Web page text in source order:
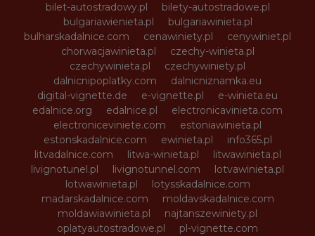
bilet-autostradowy.pl
bilety-autostradowe.pl
bulgariawienieta.pl
bulgariawinieta.pl
bulharskadalnice.com
cenawiniety.pl
cenywiniet.pl
chorwacjawinieta.pl
czechy-winieta.pl
czechywinieta.pl
czechywiniety.pl
dalnicnipoplatky.com
dalnicniznamka.eu
digital-vignette.de
e-vignette.pl
e-winieta.eu
edalnice.org
edalnice.pl
electronicavinieta.com
electroniceviniete.com
estoniawinieta.pl
estonskadalnice.com
ewinieta.pl
info365.pl
litvadalnice.com
litwa-winieta.pl
litwawinieta.pl
livignotunel.pl
livignotunnel.com
lotvawinieta.pl
lotwawinieta.pl
lotysskadalnice.com
madarskadalnice.com
moldavskadalnice.com
moldawiawinieta.pl
najtanszewiniety.pl
oplatyautostradowe.pl
pl-vignette.com